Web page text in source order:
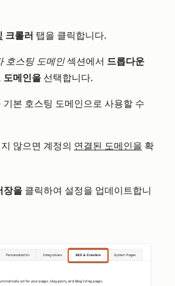
크롤러 탭을 클릭합니다.
호스팅 도메인섹션에서 드롭다운
도메인을 선택합니다.
기본 호스팅 도메인으로 사용할 수
않으면 계정의 연결된 도메인을 확
장을 클릭하여 설정을 업데이트합니